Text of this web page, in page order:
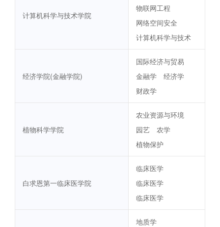
计算机科学与技术学院
物联网工程
网络空间安全
计算机科学与技术
经济学院(金融学院)
国际经济与贸易
金融学
经济学
财政学
植物科学学院
农业资源与环境
园艺
农学
植物保护
白求恩第一临床医学院
临床医学
临床医学
临床医学
地质学